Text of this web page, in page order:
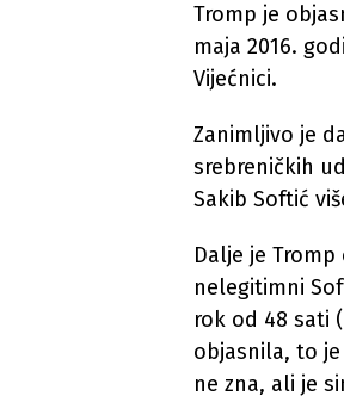
Tromp je
maja 2016.
Vijećnici.
Zanimljivo je
srebreničkih
Sakib Softić
Dalje je
nelegitimni
rok od 48 sati
objasnila, to
ne zna, ali je